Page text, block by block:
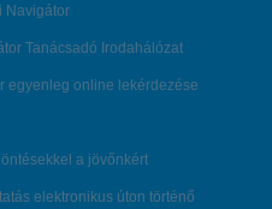
Navigátor
Tanácsadó Irodahálózat
egyenleg online lekérdezése
a jövőnkért
elektronikus úton történő